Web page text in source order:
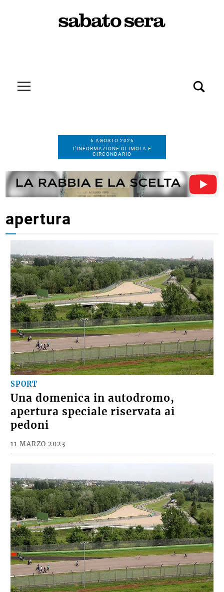
6 AGOSTO 2026
L’INFORMAZIONE DI IMOLA E
CIRCONDARIO
apertura
SPORT
Una domenica in autodromo,
apertura speciale riservata ai
pedoni
11 MARZO 2023